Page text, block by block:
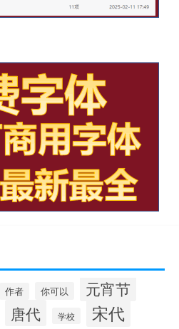
作者 你可以 元宵节
唐代 学校 宋代